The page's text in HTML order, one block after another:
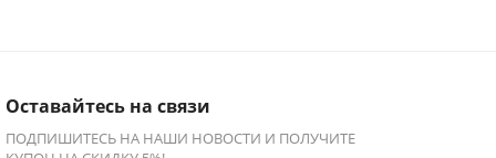
Оставайтесь на связи
ПОДПИШИТЕСЬ НА НАШИ НОВОСТИ И ПОЛУЧИТЕ